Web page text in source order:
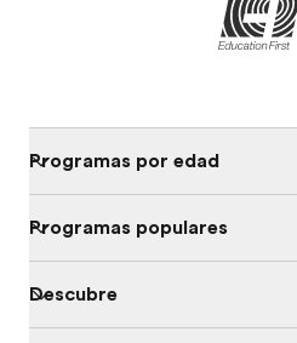
Programas por edad
Programas populares
Descubre